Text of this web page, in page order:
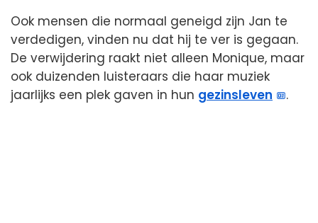
Ook mensen die normaal geneigd zijn Jan te
verdedigen, vinden nu dat hij te ver is gegaan.
De verwijdering raakt niet alleen Monique, maar
ook duizenden luisteraars die haar muziek
jaarlijks een plek gaven in hun gezinsleven .